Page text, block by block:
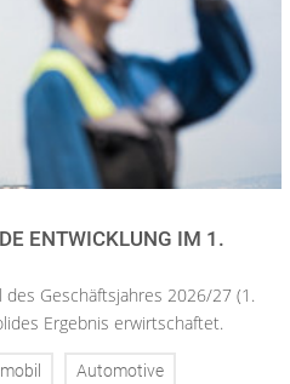
ENTWICKLUNG IM 1.
Geschäftsjahres 2026/27 (1.
Ergebnis erwirtschaftet.
Automotive